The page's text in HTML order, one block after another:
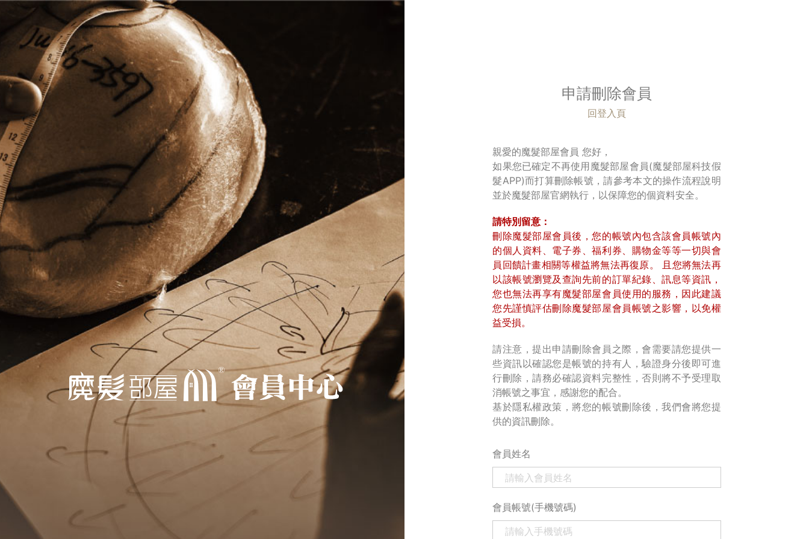
申請刪除會員
回登入頁
親愛的魔髮部屋會員 您好，
如果您已確定不再使用魔髮部屋會員(魔髮部屋科技假
髮APP)而打算刪除帳號，請參考本文的操作流程說明
並於魔髮部屋官網執行，以保障您的個資料安全。
請特別留意：
刪除魔髮部屋會員後，您的帳號內包含該會員帳號內
的個人資料、電子券、福利券、購物金等等一切與會
員回饋計畫相關等權益將無法再復原。 且您將無法再
以該帳號瀏覽及查詢先前的訂單紀錄、訊息等資訊，
您也無法再享有魔髮部屋會員使用的服務，因此建議
您先謹慎評估刪除魔髮部屋會員帳號之影響，以免權
益受損。
請注意，提出申請刪除會員之際，會需要請您提供一
些資訊以確認您是帳號的持有人，驗證身分後即可進
行刪除，請務必確認資料完整性，否則將不予受理取
消帳號之事宜，感謝您的配合。
基於隱私權政策，將您的帳號刪除後，我們會將您提
供的資訊刪除。
會員姓名
會員帳號(手機號碼)